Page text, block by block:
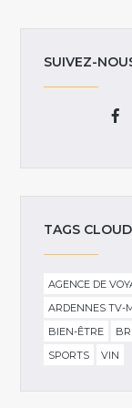
SUIVEZ-
TAGS CLOUD
AGENCE DE
ARDENNES TV-
BIEN-ÊTRE
SPORTS
VIN